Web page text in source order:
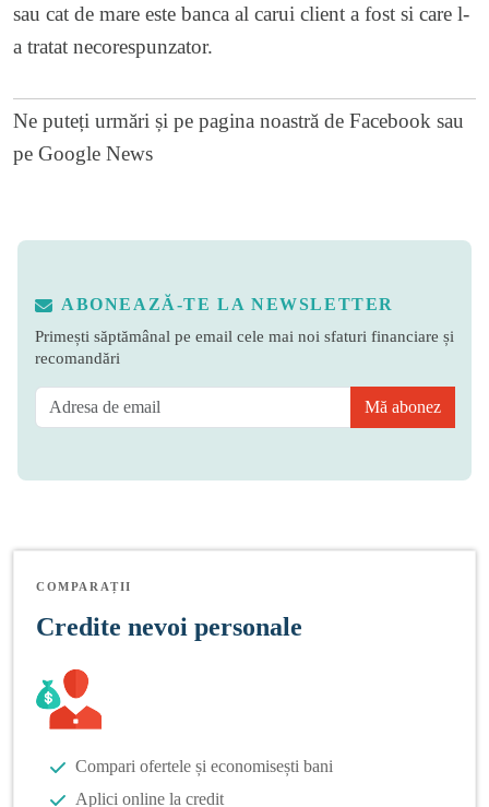
sau cat de mare este banca al carui client a fost si care l-
a tratat necorespunzator.
Ne puteți urmări și pe pagina noastră de Facebook sau
pe Google News
ABONEAZĂ-TE LA NEWSLETTER
Primești săptămânal pe email cele mai noi sfaturi financiare și
recomandări
Mă abonez
COMPARAȚII
Credite nevoi personale
Compari ofertele și economisești bani
Aplici online la credit